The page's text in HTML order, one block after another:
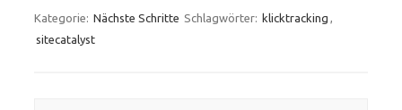
Kategorie: Nächste Schritte Schlagwörter: klicktracking ,
sitecatalyst